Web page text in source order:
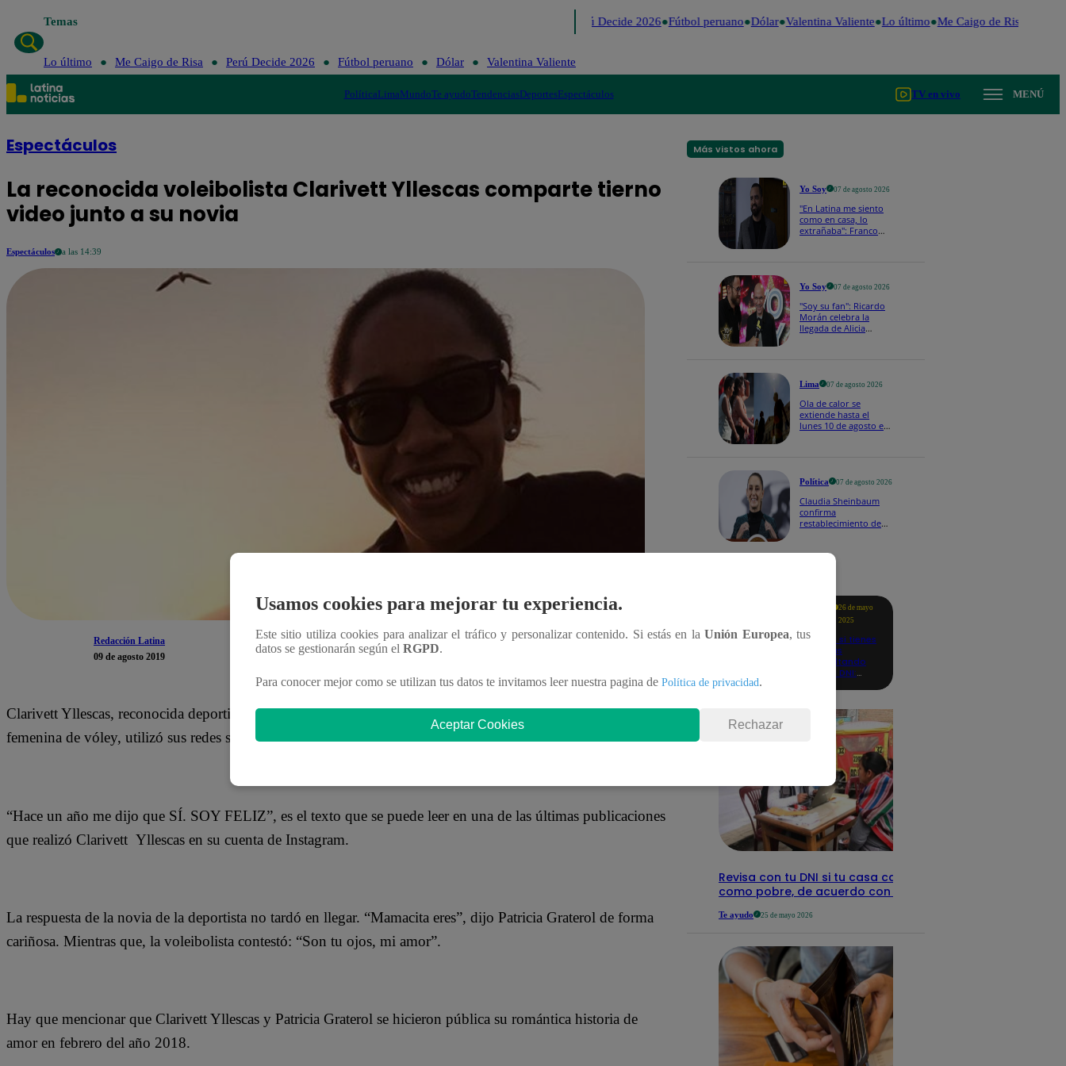
Temas Perú Decide 2026 Fútbol peruano Dólar Valentina Valiente Lo último Me Caigo de Risa
Lo último Me Caigo de Risa Perú Decide 2026 Fútbol peruano Dólar Valentina Valiente
PolíticaLimaMundoTe ayudoTendenciasDeportesEspectáculos TV en vivo MENÚ
Espectáculos
La reconocida voleibolista Clarivett Yllescas comparte tierno
video junto a su novia
Espectáculos a las 14:39
Redacción Latina
09 de agosto 2019
Clarivett Yllescas, reconocida deportista nacional que se desempeña como central titular de la selección
femenina de vóley, utilizó sus redes sociales para hacer público su amor por su novia Patricia Graterol.
“Hace un año me dijo que SÍ. SOY FELIZ”, es el texto que se puede leer en una de las últimas publicaciones
que realizó Clarivett Yllescas en su cuenta de Instagram.
La respuesta de la novia de la deportista no tardó en llegar. “Mamacita eres”, dijo Patricia Graterol de forma
cariñosa. Mientras que, la voleibolista contestó: “Son tu ojos, mi amor”.
Hay que mencionar que Clarivett Yllescas y Patricia Graterol se hicieron pública su romántica historia de
amor en febrero del año 2018.
Más vistos ahora
Yo Soy 07 de agosto 2026
"En Latina me siento
como en casa, lo
extrañaba": Franco
Yo Soy 07 de agosto 2026
"Soy su fan": Ricardo
Morán celebra la
llegada de Alicia
Lima 07 de agosto 2026
Ola de calor se
extiende hasta el
lunes 10 de agosto en
Política 07 de agosto 2026
Claudia Sheinbaum
confirma
restablecimiento de
buena voluntad hacia
26 de mayo
2025
Revisa si tienes
deudas
consultando
con tu DNI:
Revisa con tu DNI si tu casa califica
como pobre, de acuerdo con el Sisfoh
Te ayudo 25 de mayo 2026
Usamos cookies para mejorar tu experiencia.
Este sitio utiliza cookies para analizar el tráfico y personalizar contenido. Si estás en laUnión Europea, tus
datos se gestionarán según el RGPD.
Para conocer mejor como se utilizan tus datos te invitamos leer nuestra pagina de Política de privacidad.
Aceptar Cookies Rechazar